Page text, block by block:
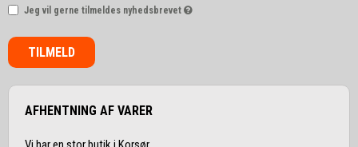
Jeg vil gerne tilmeldes nyhedsbrevet
TILMELD
AFHENTNING AF VARER